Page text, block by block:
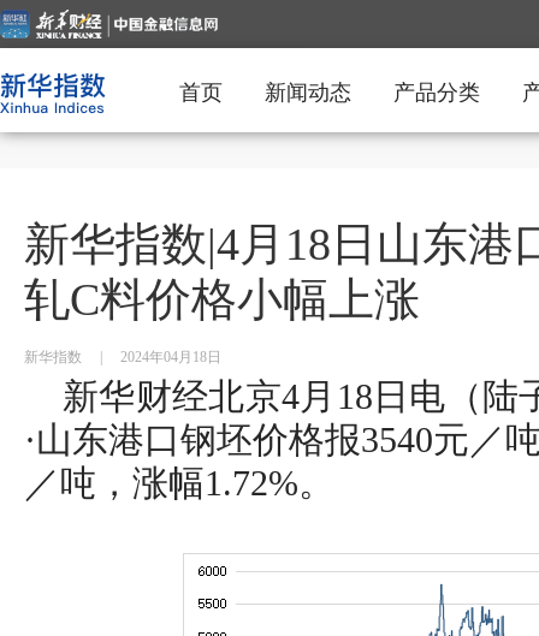
首页 新闻动态 产品分类
新华指数|4月18日山东港
轧C料价格小幅上涨
新华指数 2024年04月18日
新华财经北京4月18日电（陆
·山东港口钢坯价格报3540元／
／吨，涨幅1.72%。